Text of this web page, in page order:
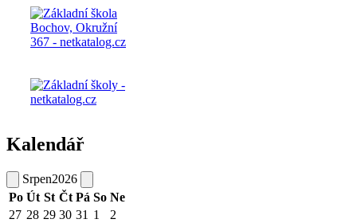
Kalendář
Srpen2026
Po Út St Čt Pá So Ne
27 28 29 30 31 1
2